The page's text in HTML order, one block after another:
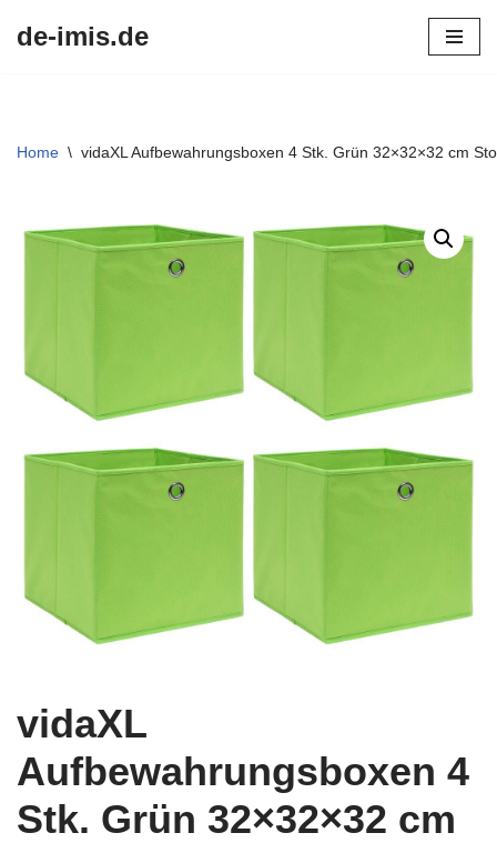
de-imis.de
Home \ vidaXL Aufbewahrungsboxen 4 Stk. Grün 32×32×32 cm
vidaXL
Aufbewahrungsboxen 4
Stk. Grün 32×32×32 cm